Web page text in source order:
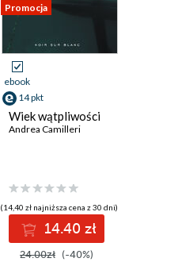
Promocja
ebook
14 pkt
Wiek wątpliwości
Andrea Camilleri
(14,40 zł najniższa cena z 30 dni)
14.40 zł
24.00zł (-40%)